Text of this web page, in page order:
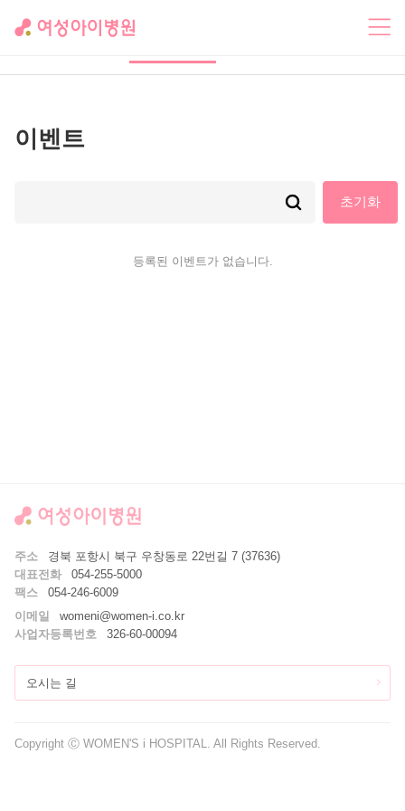
카페 여성
소망공
이벤트
초기화
등록된 이벤트가 없습니다.
오시는 길
주소
경북 포항시 북구 우창동로 22번길 7 (37636)
대표전화
054-255-5000
팩스
054-246-6009
이메일
womeni@women-i.co.kr
사업자등록번호
326-60-00094
Copyright Ⓒ WOMEN'S i HOSPITAL. All Rights Reserved.